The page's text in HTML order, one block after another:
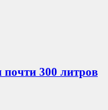
почти 300 литров